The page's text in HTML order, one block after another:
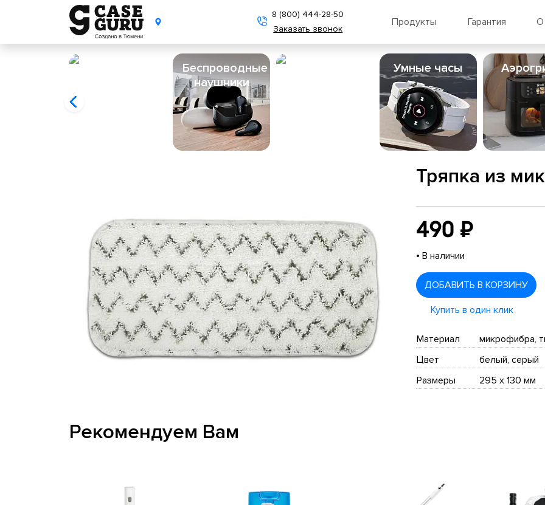
8 (800) 444-28-50
Заказать звонок
Продукты Гарантия О
Беспроводные
наушники
Умные часы
Тряпка из
490 ₽
• В наличии
ДОБАВИТЬ В КОРЗИНУ
Купить в один клик
Материал
микрофибра,
Цвет
белый, серый
Размеры
295 х 130 мм
Рекомендуем Вам